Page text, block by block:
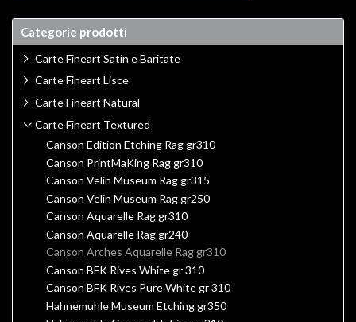
Categorie prodotti
Carte Fineart Satin e Baritate
Carte Fineart Lisce
Carte Fineart Natural
Carte Fineart Textured
Canson Edition Etching Rag gr310
Canson PrintMaKing Rag gr310
Canson Velin Museum Rag gr315
Canson Velin Museum Rag gr250
Canson Aquarelle Rag gr310
Canson Aquarelle Rag gr240
Canson Arches Aquarelle Rag gr310
Canson BFK Rives White gr 310
Canson BFK Rives Pure White gr 310
Hahnemuhle Museum Etching gr350